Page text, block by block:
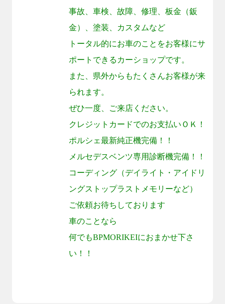
事故、車検、故障、修理、板金（鈑
金）、塗装、カスタムなど
トータル的にお車のことをお客様にサ
ポートできるカーショップです。
また、県外からもたくさんお客様が来
られます。
ぜひ一度、ご来店ください。
クレジットカードでのお支払いＯＫ！
ポルシェ最新純正機完備！！
メルセデスベンツ専用診断機完備！！
コーディング（デイライト・アイドリ
ングストップラストメモリーなど）
ご依頼お待ちしております
車のことなら
何でもBPMORIKEIにおまかせ下さ
い！！